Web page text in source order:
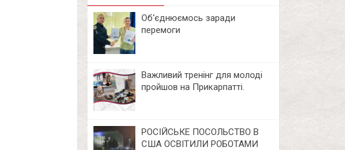
Об‘єднюємось заради
перемоги
Важливий тренінг для молоді
пройшов на Прикарпатті.
РОСІЙСЬКЕ ПОСОЛЬСТВО В
США ОСВІТИЛИ РОБОТАМИ